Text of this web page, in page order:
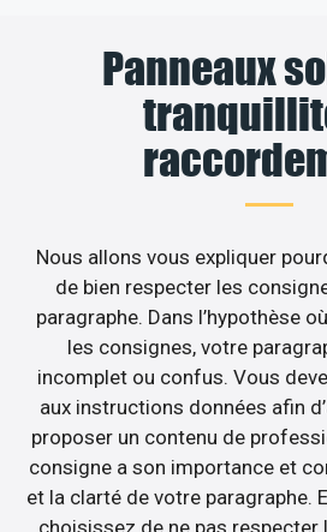
Panneaux
Nous allons vous expliquer
de bien respecter les
paragraphe. Dans l’hypothèse
les consignes, votre
incomplet ou confus. Vous
aux instructions données afin
proposer un contenu de
consigne a son importance et
et la clarté de votre paragraphe.
choisissez de ne pas respecter